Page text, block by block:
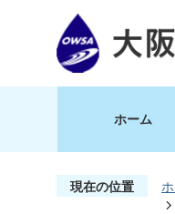
ホーム
現在の位置